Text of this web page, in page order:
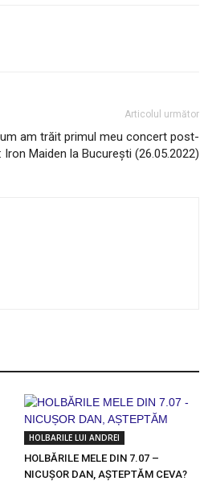
Articolul următor
am trăit primul meu concert post-
Iron Maiden la București (26.05.2022)
HOLBARILE LUI ANDREI
HOLBĂRILE MELE DIN 7.07 –
NICUȘOR DAN, AȘTEPTĂM CEVA?